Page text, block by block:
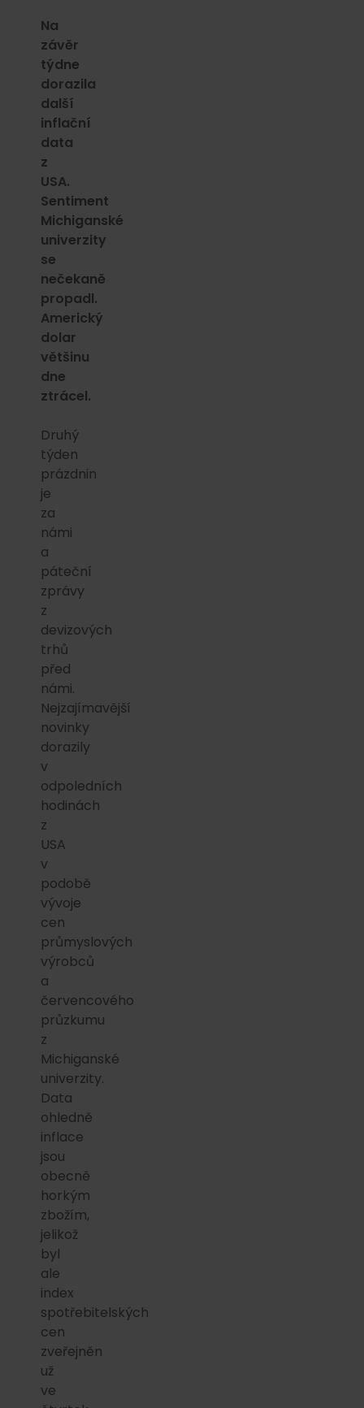
Na
závěr
týdne
dorazila
další
inflační
data
z
USA.
Sentiment
Michiganské
univerzity
se
nečekaně
propadl.
Americký
dolar
většinu
dne
ztrácel.
Druhý
týden
prázdnin
je
za
námi
a
páteční
zprávy
z
devizových
trhů
před
námi.
Nejzajímavější
novinky
dorazily
v
odpoledních
hodinách
z
USA
v
podobě
vývoje
cen
průmyslových
výrobců
a
červencového
průzkumu
z
Michiganské
univerzity.
Data
ohledně
inflace
jsou
obecně
horkým
zbožím,
jelikož
byl
ale
index
spotřebitelských
cen
zveřejněn
už
ve